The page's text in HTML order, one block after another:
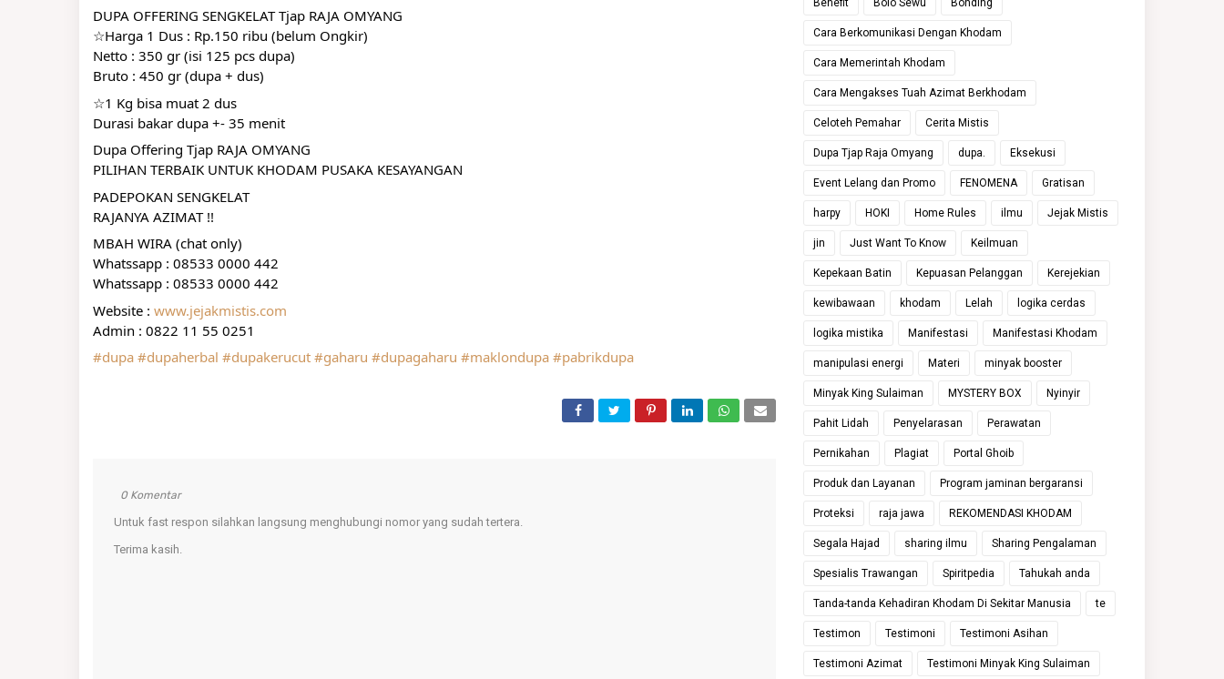
DUPA OFFERING SENGKELAT Tjap RAJA OMYANG
☆Harga 1 Dus : Rp.150 ribu (belum Ongkir)
Netto : 350 gr (isi 125 pcs dupa)
Bruto : 450 gr (dupa + dus)
☆1 Kg bisa muat 2 dus
Durasi bakar dupa +- 35 menit
Dupa Offering Tjap RAJA OMYANG
PILIHAN TERBAIK UNTUK KHODAM PUSAKA KESAYANGAN
PADEPOKAN SENGKELAT
RAJANYA AZIMAT !!
MBAH WIRA (chat only)
Whatssapp : 08533 0000 442
Whatssapp : 08533 0000 442
Website : www.jejakmistis.com
Admin : 0822 11 55 0251
#dupa #dupaherbal #dupakerucut #gaharu #dupagaharu #maklondupa #pabrikdupa
0 Komentar
Untuk fast respon silahkan langsung menghubungi nomor yang sudah tertera.
Terima kasih.
Cara Berkomunikasi Dengan Khodam
Cara Memerintah Khodam
Cara Mengakses Tuah Azimat Berkhodam
Celoteh Pemahar Cerita Mistis
Dupa Tjap Raja Omyang dupa. Eksekusi
Event Lelang dan Promo FENOMENA Gratisan
harpy HOKI Home Rules ilmu Jejak Mistis
jin Just Want To Know Keilmuan
Kepekaan Batin Kepuasan Pelanggan Kerejekian
kewibawaan khodam Lelah logika cerdas
logika mistika Manifestasi Manifestasi Khodam
manipulasi energi Materi minyak booster
Minyak King Sulaiman MYSTERY BOX Nyinyir
Pahit Lidah Penyelarasan Perawatan
Pernikahan Plagiat Portal Ghoib
Produk dan Layanan Program jaminan bergaransi
Proteksi raja jawa REKOMENDASI KHODAM
Segala Hajad sharing ilmu Sharing Pengalaman
Spesialis Trawangan Spiritpedia Tahukah anda
Tanda-tanda Kehadiran Khodam Di Sekitar Manusia te
Testimon Testimoni Testimoni Asihan
Testimoni Azimat Testimoni Minyak King Sulaiman